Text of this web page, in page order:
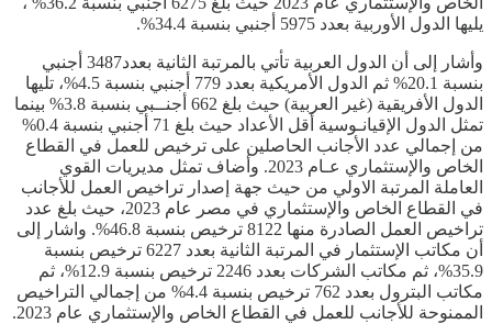
يليها الدول الأوربية بعدد 5975 أجنبي بنسبة 34.4%.
وأشار إلى أن الدول‏ العربية تأتي بالمرتبة الثانية بعدد3487 أجنبي
بنسبة 20.1% ثم الدول الأمريكية بعدد 779 أجنبي بنسبة 4.5%، تليها
الدول الأفريقية (غير العربية) حيث بلغ 662 أجنــبي بنسبة 3.8% بينما
تمثل الدول الإقيانـوسية أقل الأعداد حيث بلغ 71 أجنبي بنسبة 0.4%
من إجمالي عدد الأجانب الحاصلين على ترخيص للعمل في القطاع
الخاص والإستثماري عـام 2023. وأضاف تمثل مديريات القوي
العاملة المرتبة الاولي من حيث جهة إصدار تراخيص العمل للأجانب
في القطاع الخاص والإستثماري في مصر عام 2023، حيث بلغ عدد
تراخيص العمل الصادرة منها 8122 ترخيص بنسبة 46.8%. واشار إلى
أن مكاتب الإستثمار في المرتبة الثانية بعدد 6227 ترخيص بنسبة
35.9%، ثم مكاتب الشركات بعدد 2246 ترخيص بنسبة 12.9%، ثم
مكاتب البترول بعدد 762 ترخيص بنسبة 4.4% من إجمالي التراخيص
الممنوحة للأجانب للعمل في القطاع الخاص والإستثماري عام 2023.